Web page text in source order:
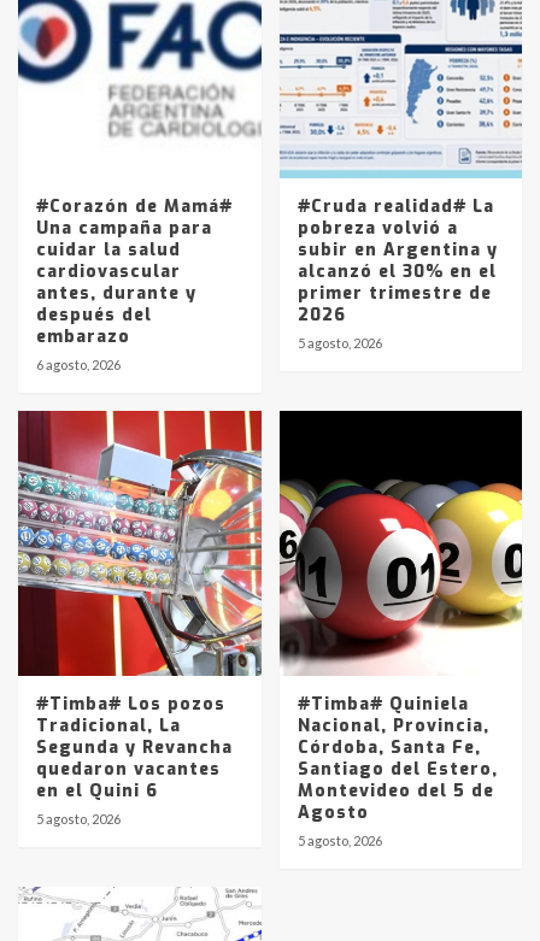
4
joven de Trenque Lauquen
Los precios de los combustibles en
La Pampa, desde YPF hasta Axion
entre 857 a 1338 pesos
#Corazón de Mamá#
Una campaña para
cuidar la salud
cardiovascular
antes, durante y
después del
embarazo
6 agosto, 2026
#Cruda realidad# La
pobreza volvió a
subir en Argentina y
alcanzó el 30% en el
primer trimestre de
2026
5 agosto, 2026
#Timba# Los pozos
Tradicional, La
Segunda y Revancha
quedaron vacantes
en el Quini 6
5 agosto, 2026
#Timba# Quiniela
Nacional, Provincia,
Córdoba, Santa Fe,
Santiago del Estero,
Montevideo del 5 de
Agosto
5 agosto, 2026